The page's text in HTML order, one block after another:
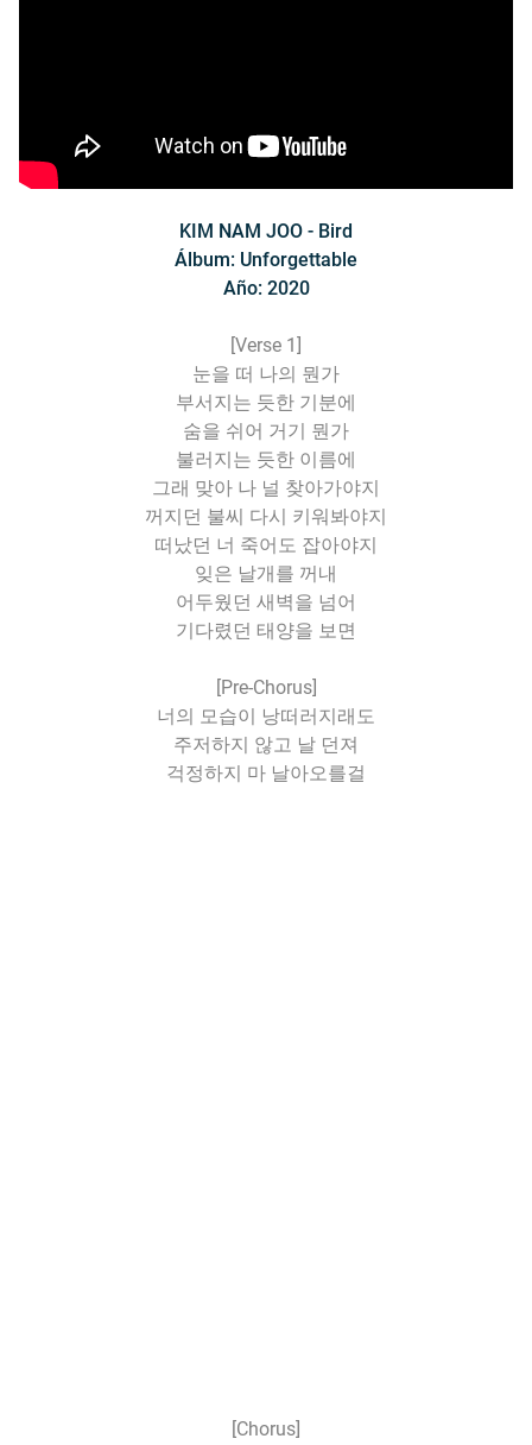
KIM NAM JOO - Bird
Álbum: Unforgettable
Año: 2020
[Verse 1]
눈을 떠 나의 뭔가
부서지는 듯한 기분에
숨을 쉬어 거기 뭔가
불러지는 듯한 이름에
그래 맞아 나 널 찾아가야지
꺼지던 불씨 다시 키워봐야지
떠났던 너 죽어도 잡아야지
잊은 날개를 꺼내
어두웠던 새벽을 넘어
기다렸던 태양을 보면
[Pre-Chorus]
너의 모습이 낭떠러지래도
주저하지 않고 날 던져
걱정하지 마 날아오를걸
[Chorus]